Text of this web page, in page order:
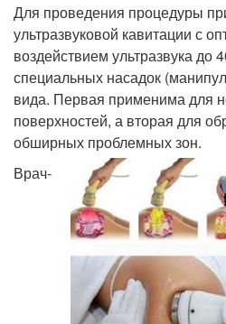
Для проведения процедуры
ультразвуковой кавитации с
воздействием ультразвука до
специальных насадок
вида. Первая применима для
поверхностей, а вторая для
обширных проблемных зон.
Врач-